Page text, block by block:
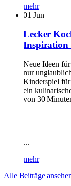
mehr
01 Jun
Lecker
Inspiration
Neue Ideen
nur
Kinderspiel für
ein
von 30
...
mehr
Alle Beiträge ansehen